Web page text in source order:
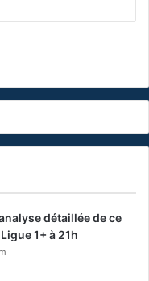
détaillée de ce
1+ à 21h